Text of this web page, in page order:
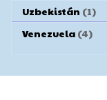
Uzbekistán (1)
Venezuela (4)